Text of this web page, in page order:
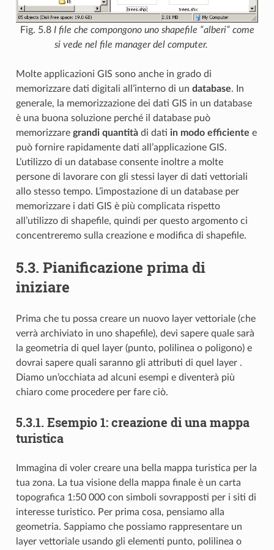
Fig. 5.8 I file che compongono uno shapefile “alberi” come
si vede nel file manager del computer.
Molte applicazioni GIS sono anche in grado di
memorizzare dati digitali all’interno di un database. In
generale, la memorizzazione dei dati GIS in un database
è una buona soluzione perché il database può
memorizzare grandi quantitàdi dati in modo efficiente e
può fornire rapidamente dati all’applicazione GIS.
L’utilizzo di un database consente inoltre a molte
persone di lavorare con gli stessi layer di dati vettoriali
allo stesso tempo. L’impostazione di un database per
memorizzare i dati GIS è più complicata rispetto
all’utilizzo di shapefile, quindi per questo argomento ci
concentreremo sulla creazione e modifica di shapefile.
5.3. Pianificazione prima di
iniziare
Prima che tu possa creare un nuovo layer vettoriale (che
verrà archiviato in uno shapefile), devi sapere quale sarà
la geometria di quel layer (punto, polilinea o poligono) e
dovrai sapere quali saranno gli attributi di quel layer .
Diamo un’occhiata ad alcuni esempi e diventerà più
chiaro come procedere per fare ciò.
5.3.1. Esempio 1: creazione di una mappa
turistica
Immagina di voler creare una bella mappa turistica per la
tua zona. La tua visione della mappa finale è un carta
topografica 1:50 000 con simboli sovrapposti per i siti di
interesse turistico. Per prima cosa, pensiamo alla
geometria. Sappiamo che possiamo rappresentare un
layer vettoriale usando gli elementi punto, polilinea o